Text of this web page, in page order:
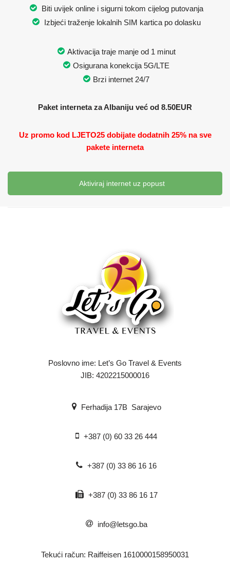
Biti uvijek online i sigurni tokom cijelog putovanja
Izbjeći traženje lokalnih SIM kartica po dolasku
Aktivacija traje manje od 1 minut
Osigurana konekcija 5G/LTE
Brzi internet 24/7
Paket interneta za Albaniju već od 8.50EUR
Uz promo kod LJETO25 dobijate dodatnih 25% na sve
pakete interneta
Aktiviraj internet uz popust
Poslovno ime: Let’s Go Travel & Events
JIB: 4202215000016
Ferhadija 17B Sarajevo
+387 (0) 60 33 26 444
+387 (0) 33 86 16 16
+387 (0) 33 86 16 17
info@letsgo.ba
Tekući račun: Raiffeisen 1610000158950031